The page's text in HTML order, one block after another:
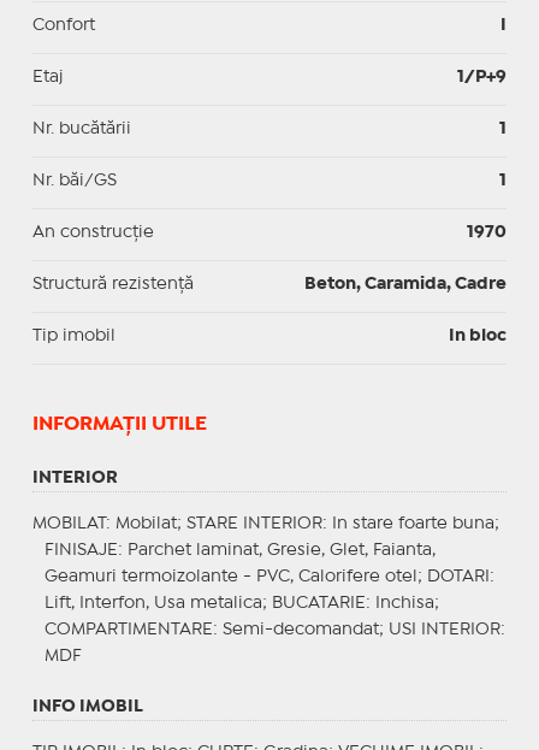
Confort
Etaj 1/P+9
Nr. bucătării 1
Nr. băi/GS 1
An construcție 1970
Structură rezistență Beton, Caramida, Cadre
Tip imobil In bloc
INFORMAŢII UTILE
INTERIOR
MOBILAT : Mobilat; STARE INTERIOR: In stare foarte buna;
FINISAJE : Parchet laminat, Gresie, Glet, Faianta,
Geamuri termoizolante - PVC, Calorifere otel;
DOTARI :
Lift, Interfon, Usa metalica; BUCATARIE : Inchisa;
COMPARTIMENTARE : Semi-decomandat; USI INTERIOR:
MDF
INFO IMOBIL